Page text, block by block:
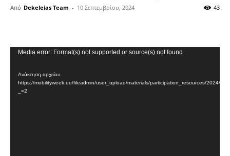
Από Dekeleias Team - 10 Σεπτεμβρίου, 2024 43
Πρόγραμμα
Βίντεο
Media error: Format(s) not supported or source(s) not found
Ανάκτηση αρχείου:
https://mobilityweek.eu/fileadmin/user_upload/materials/participation_resources/2024/
_=2